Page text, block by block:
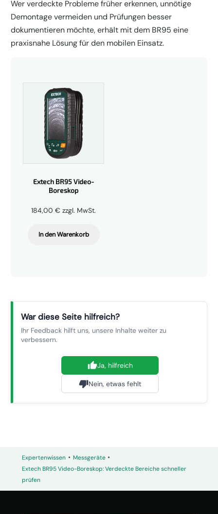
Wer verdeckte Probleme früher erkennen, unnötige
Demontage vermeiden und Prüfungen besser
dokumentieren möchte, erhält mit dem BR95 eine
praxisnahe Lösung für den mobilen Einsatz.
Extech BR95 Video-
Boreskop
184,00€ zzgl. MwSt.
In den Warenkorb
War diese Seite hilfreich?
Ihr Feedback hilft uns, unsere Inhalte weiter zu
verbessern.
Ja, hilfreich
Nein, etwas fehlt
Expertenwissen • Messgeräte •
Extech BR95 Video-Boreskop: Verdeckte Bereiche schneller
prüfen